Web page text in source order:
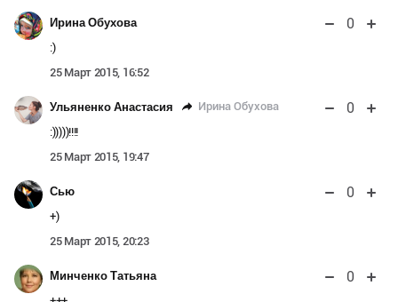
Ирина Обухова 0
:)
25 Март 2015, 16:52
Ульяненко Анастасия Ирина Обухова 0
:)))))!!!!
25 Март 2015, 19:47
Сью 0
+)
25 Март 2015, 20:23
Минченко Татьяна 0